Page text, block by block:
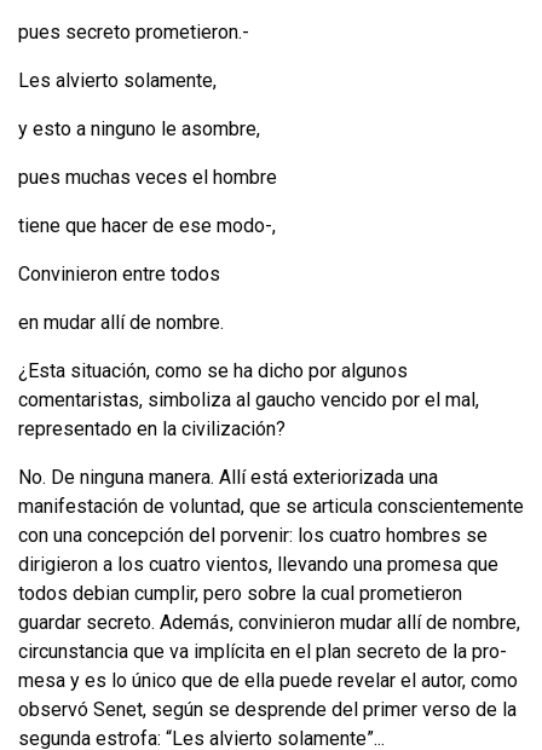
pues secreto prometieron.-
Les alvierto solamente,
y esto a ninguno le asombre,
pues muchas veces el hombre
tiene que hacer de ese modo-,
Convinieron entre todos
en mudar allí de nombre.
¿Esta situación, como se ha dicho por algunos
comentaristas, simboliza al gaucho vencido por el mal,
representado en la civilización?
No. De ninguna manera. Allí está exteriorizada una
manifestación de volun­tad, que se articula conscientemente
con una concepción del porvenir: los cuatro hombres se
dirigieron a los cuatro vientos, llevando una promesa que
todos debian cumplir, pero sobre la cual prometieron
guardar secreto. Además, convinieron mudar allí de nombre,
circunstancia que va implícita en el plan secreto de la pro­
mesa y es lo único que de ella puede revelar el autor, como
observó Senet, según se desprende del primer verso de la
segunda estrofa: “Les alvierto solamente”...